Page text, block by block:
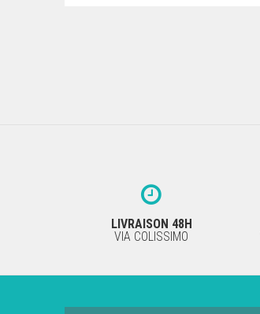
LIVRAISON 48H
VIA COLISSIMO